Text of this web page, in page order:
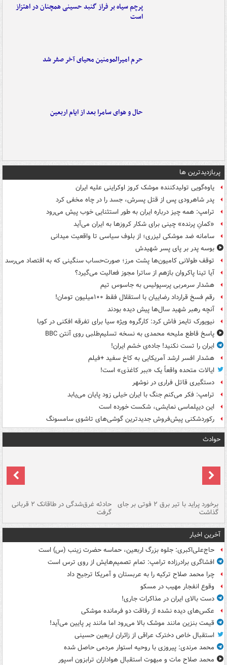
پرچم سیاه بر فراز گنبد حسینی همچنان در اهتزاز
است
حرم امیرالمومنین محیای آخر صفر شد
حال و هوای سامرا بعد از ایام اربعین
پربازدیدترین ها
یاوه‌گویی تولیدکننده موشک کروز اوکراینی علیه ایران
پدر شاهرودی پس از قتل پسرش، جسد را در چاه مخفی کرد
ترامپ: همه چیز درباره ایران به طور استثنایی خوب پیش می‌رود
«کمانِ پرنده» چینی برای شکار کروزها به ایران می‌آید
سامانه ضد موشکی لیزری؛ از بلوف سیاسی تا واقعیت میدانی
بوسه‌ پدر بر پای پسر شهیدش
توقف طولانی کامیون‌ها پشت مرز؛ صورت‌حساب سنگینی که به اقتصاد می‌رسد
آیا تینا پاکروان بازهم از ساترا مجوز فعالیت می‌گیرد؟
هشدار سرمربی پرسپولیس به جاسوس تیم
رقم فسخ قرارداد رضاییان با استقلال فقط ۱۰۰میلیون تومان!
آنچه رهبر شهید سال‌ها پیش دیده بودند
نیویورک تایمز فاش کرد: کارگروه ویژه سیا برای تفرقه افکنی در کوبا
پاسخ قاطع ملیحه محمدی به نسخه تسلیم‌طلبی روی آنتن BBC
ایران را تست نکنید! جاده‌ی خشم ایران!
هشدار افسر ارشد آمریکایی به کاخ سفید +فیلم
ایالات متحده واقعاً یک «ببر کاغذی» است!
دستگیری قاتل فراری در نوشهر
ترامپ: فکر می‌کنم جنگ با ایران خیلی زود پایان می‌یابد
این دیپلماسی نمایشی، شکست خورده است
رکوردشکنی پیش‌فروش جدیدترین گوشی‌های تاشوی سامسونگ
حوادث
برخورد پراید با تیر برق ۲ فوتی بر جای
گذاشت
حادثه غرق‌شدگی در طاقانک ۲ قربانی
گرفت
آخرین اخبار
حاج‌علی‌اکبری: جلوه بزرگ اربعین، حماسه حضرت زینب (س) است
افشاگری برادرزاده ترامپ: تمام تصمیم‌هایش از روی ترس است
چرا محمد صلاح ترکیه را به عربستان و آمریکا ترجیح داد
وقوع انفجار مهیب در مسکو
دست بالای ایران در مذاکرات جاری!
عکس‌های دیده نشده از رفاقت دو فرمانده‌ موشکی
قیمت بنزین مانند موشک بالا می‌رود اما مانند پر پایین می‌آید!
استقبال خاص دخترک عراقی از زائران اربعین حسینی
محمد مرندی: پیروزی با روحیه استوار مردمی حاصل شده
محمد صلاح مات و مبهوت استقبال هواداران ترابزون اسپور